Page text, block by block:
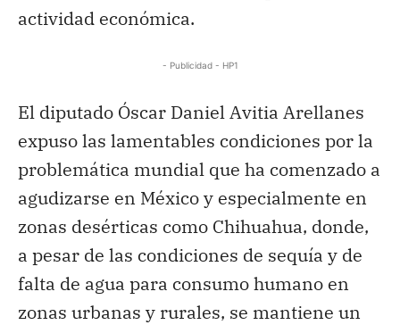
actividad económica.
- Publicidad - HP1
El diputado Óscar Daniel Avitia Arellanes
expuso las lamentables condiciones por la
problemática mundial que ha comenzado a
agudizarse en México y especialmente en
zonas desérticas como Chihuahua, donde,
a pesar de las condiciones de sequía y de
falta de agua para consumo humano en
zonas urbanas y rurales, se mantiene un